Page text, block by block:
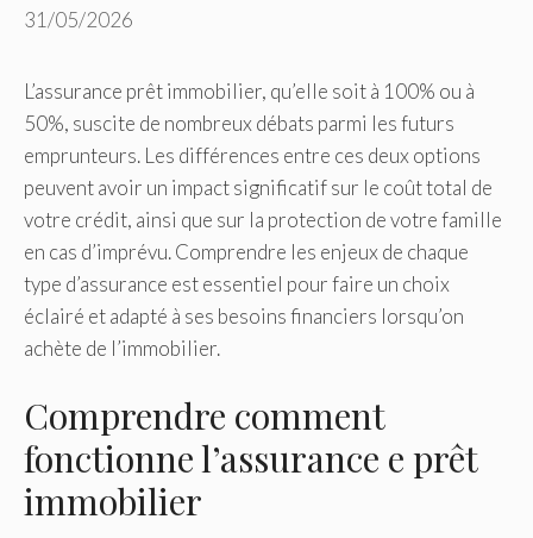
31/05/2026
L’assurance prêt immobilier, qu’elle soit à 100% ou à
50%, suscite de nombreux débats parmi les futurs
emprunteurs. Les différences entre ces deux options
peuvent avoir un impact significatif sur le coût total de
votre crédit, ainsi que sur la protection de votre famille
en cas d’imprévu. Comprendre les enjeux de chaque
type d’assurance est essentiel pour faire un choix
éclairé et adapté à ses besoins financiers lorsqu’on
achète de l’immobilier.
Comprendre comment
fonctionne l’assurance e prêt
immobilier